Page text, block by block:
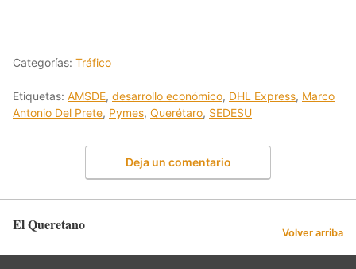
Categorías: Tráfico
Etiquetas: AMSDE, desarrollo económico, DHL Express, Marco
Antonio Del Prete, Pymes, Querétaro, SEDESU
Deja un comentario
El Queretano Volver arriba